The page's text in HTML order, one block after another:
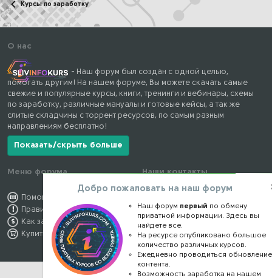
Курсы по заработку
О нас
- Наш форум был создан с одной целью,
помогать другим! На нашем форуме, Вы можете скачать самые
свежие и популярные курсы, книги, тренинги и вебинары, схемы
по заработку, различные мануалы и готовые кейсы, а так же
слитые складчины с торрент ресурсов, по самым разным
направлениям бесплатно!
Показать/скрыть больше
Меню форума
Помощь по форуму
Правила форума
Как заработать
Купить премиум
Наши контакты
Обратная связь
Конфиденциальность
Правообладателям
Добро пожаловать на наш форум
Наш форум первый по обмену
приватной информации. Здесь вы
найдете все.
На ресурсе опубликовано большое
количество различных курсов.
Ежедневно проводиться обновление
контента.
Возможность заработка на нашем